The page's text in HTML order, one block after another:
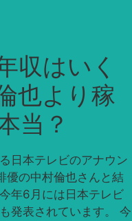
収はいく
也より稼
当？
日本テレビのアナウン
優の中村倫也さんと結
年6月には日本テレビ
発表されています。 今